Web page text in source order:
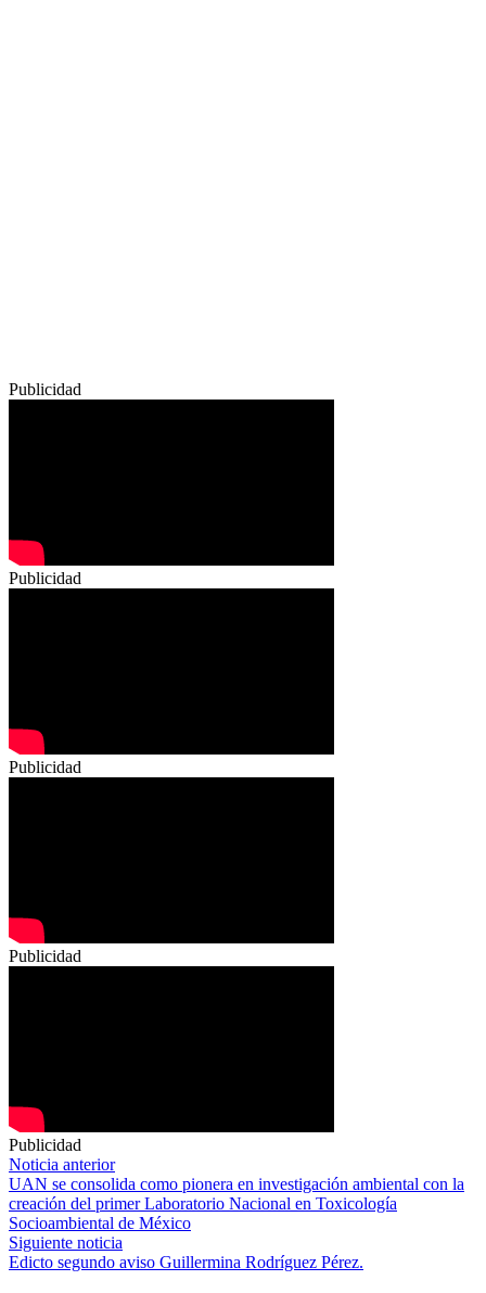
Publicidad
Publicidad
Publicidad
Publicidad
Publicidad
Navegación
de
entradas
Noticia anterior
UAN se consolida como pionera en investigación ambiental con la
creación del primer Laboratorio Nacional en Toxicología
Socioambiental de México
Siguiente noticia
Edicto segundo aviso Guillermina Rodríguez Pérez.